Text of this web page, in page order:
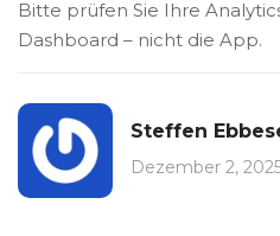
Bitte prüfen Sie Ihre
Dashboard – nicht die App.
Steffen
Dezember 2,